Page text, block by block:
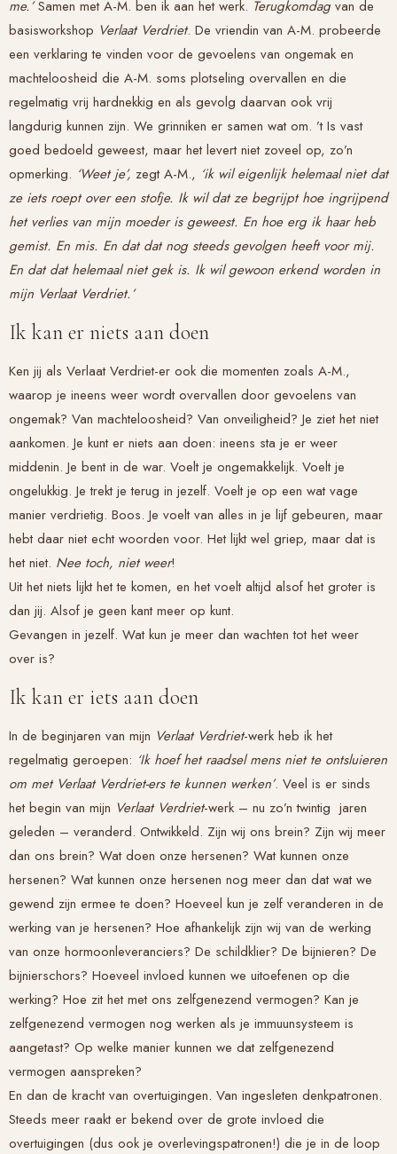
me.’Samen met A-M. ben ik aan het werk. Terugkomdag van de
basisworkshop Verlaat Verdriet. De vriendin van A-M. probeerde
een verklaring te vinden voor de gevoelens van ongemak en
machteloosheid die A-M. soms plotseling overvallen en die
regelmatig vrij hardnekkig en als gevolg daarvan ook vrij
langdurig kunnen zijn. We grinniken er samen wat om. ’t Is vast
goed bedoeld geweest, maar het levert niet zoveel op, zo’n
opmerking. ‘Weet je’, zegt A-M., ‘ik wil eigenlijk helemaal niet dat
ze iets roept over een stofje. Ik wil dat ze begrijpt hoe ingrijpend
het verlies van mijn moeder is geweest. En hoe erg ik haar heb
gemist. En mis. En dat dat nog steeds gevolgen heeft voor mij.
En dat dat helemaal niet gek is. Ik wil gewoon erkend worden in
mijn Verlaat Verdriet.’
Ik kan er niets aan doen
Ken jij als Verlaat Verdriet-er ook die momenten zoals A-M.,
waarop je ineens weer wordt overvallen door gevoelens van
ongemak? Van machteloosheid? Van onveiligheid? Je ziet het niet
aankomen. Je kunt er niets aan doen: ineens sta je er weer
middenin. Je bent in de war. Voelt je ongemakkelijk. Voelt je
ongelukkig. Je trekt je terug in jezelf. Voelt je op een wat vage
manier verdrietig. Boos. Je voelt van alles in je lijf gebeuren, maar
hebt daar niet echt woorden voor. Het lijkt wel griep, maar dat is
het niet. Nee toch, niet weer!
Uit het niets lijkt het te komen, en het voelt altijd alsof het groter is
dan jij. Alsof je geen kant meer op kunt.
Gevangen in jezelf. Wat kun je meer dan wachten tot het weer
over is?
Ik kan er iets aan doen
In de beginjaren van mijn Verlaat Verdriet-werk heb ik het
regelmatig geroepen: ‘Ik hoef het raadsel mens niet te ontsluieren
om met Verlaat Verdriet-ers te kunnen werken’. Veel is er sinds
het begin van mijn Verlaat Verdriet-werk – nu zo’n twintig jaren
geleden – veranderd. Ontwikkeld. Zijn wij ons brein? Zijn wij meer
dan ons brein? Wat doen onze hersenen? Wat kunnen onze
hersenen? Wat kunnen onze hersenen nog meer dan dat wat we
gewend zijn ermee te doen? Hoeveel kun je zelf veranderen in de
werking van je hersenen? Hoe afhankelijk zijn wij van de werking
van onze hormoonleveranciers? De schildklier? De bijnieren? De
bijnierschors? Hoeveel invloed kunnen we uitoefenen op die
werking? Hoe zit het met ons zelfgenezend vermogen? Kan je
zelfgenezend vermogen nog werken als je immuunsysteem is
aangetast? Op welke manier kunnen we dat zelfgenezend
vermogen aanspreken?
En dan de kracht van overtuigingen. Van ingesleten denkpatronen.
Steeds meer raakt er bekend over de grote invloed die
overtuigingen (dus ook je overlevingspatronen!) die je in de loop